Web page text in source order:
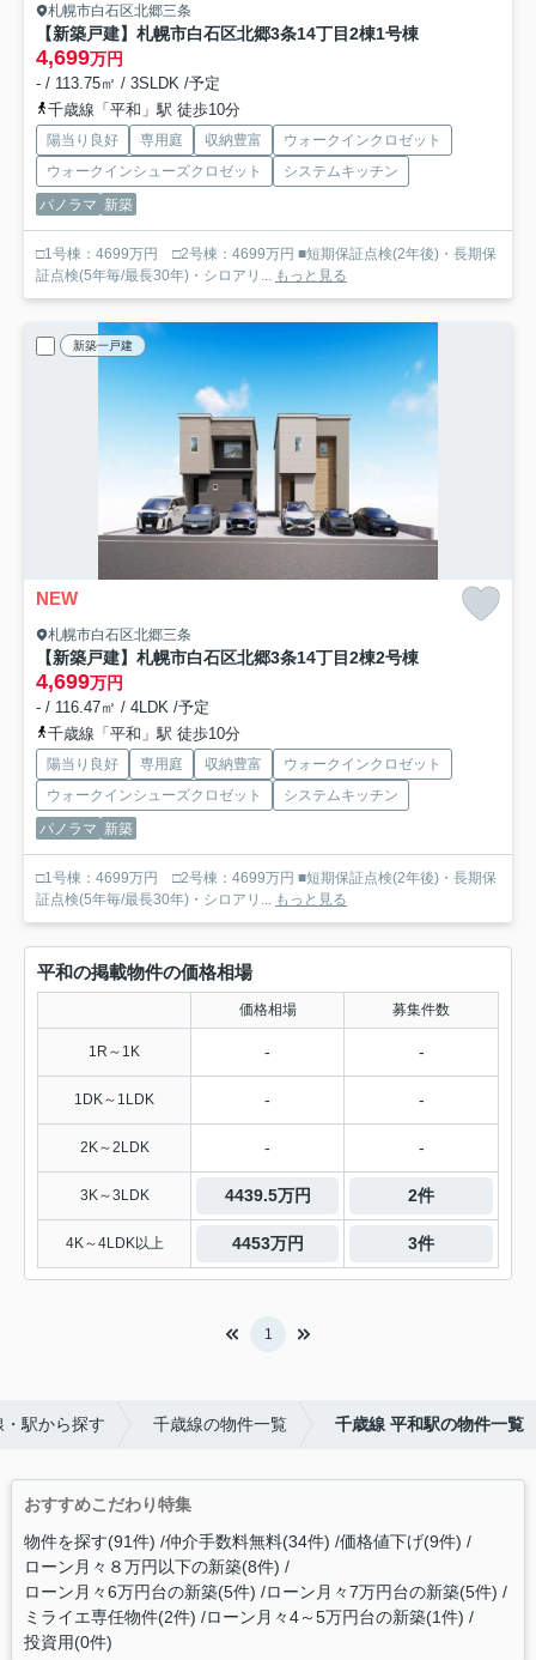
札幌市白石区北郷三条
【新築戸建】札幌市白石区北郷3条14丁目2棟1号棟
4,699万円
- / 113.75㎡ / 3SLDK /予定
千歳線「平和」駅 徒歩10分
陽当り良好 専用庭 収納豊富
ウォークインクロゼット
ウォークインシューズクロゼット
システムキッチン
パノラマ 新築
□1号棟：4699万円 □2号棟：4699万円 ■短期保証点検(2年後)・長期保
証点検(5年毎/最長30年)・シロアリ... もっと見る
新築一戸建
NEW
札幌市白石区北郷三条
【新築戸建】札幌市白石区北郷3条14丁目2棟2号棟
4,699万円
- / 116.47㎡ / 4LDK /予定
千歳線「平和」駅 徒歩10分
陽当り良好 専用庭 収納豊富
ウォークインクロゼット
ウォークインシューズクロゼット
システムキッチン
パノラマ 新築
□1号棟：4699万円 □2号棟：4699万円 ■短期保証点検(2年後)・長期保
証点検(5年毎/最長30年)・シロアリ... もっと見る
平和の掲載物件の価格相場
価格相場 募集件数
1R～1K - -
1DK～1LDK - -
2K～2LDK - -
3K～3LDK 4439.5万円 2件
4K～4LDK以上 4453万円 3件
1
・駅から探す 千歳線の物件一覧 千歳線 平和駅の物件一覧
おすすめこだわり特集
物件を探す(91件) 仲介手数料無料(34件) 価格値下げ(9件)
ローン月々８万円以下の新築(8件)
ローン月々6万円台の新築(5件) ローン月々7万円台の新築(5件)
ミライエ専任物件(2件) ローン月々4～5万円台の新築(1件)
投資用(0件)